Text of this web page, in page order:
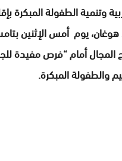
وتنمية الطفولة المبكرة
يوم أمس الإثنين
المجال أمام “فرص مفيدة
والطفولة المبكرة.